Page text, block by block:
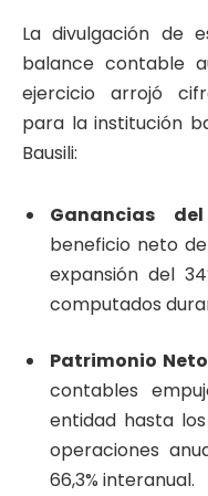
La divulgación de
balance contable
ejercicio arrojó
para la institución
Bausili:
Ganancias
beneficio neto
expansión del
computados
Patrimonio
contables
entidad hasta
operaciones
66,3% interanual.